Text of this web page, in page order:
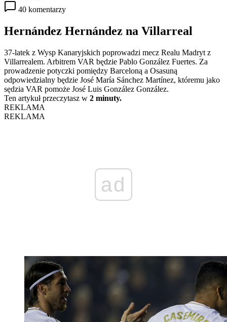
40 komentarzy
Hernández Hernández na Villarreal
37-latek z Wysp Kanaryjskich poprowadzi mecz Realu Madryt z
Villarrealem. Arbitrem VAR będzie Pablo González Fuertes. Za
prowadzenie potyczki pomiędzy Barceloną a Osasuną
odpowiedzialny będzie José María Sánchez Martínez, któremu jako
sędzia VAR pomoże José Luis González González.
Ten artykuł przeczytasz w 2 minuty.
REKLAMA
REKLAMA
ad